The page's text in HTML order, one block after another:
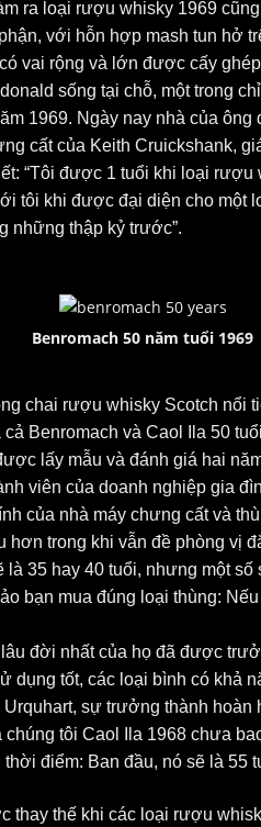
ra loại rượu whisky 1969
với hỗn hợp mash tun hở
vai rộng và lớn được cấy
sống tại chỗ, một trong
1969. Ngày nay nhà của
cất của Keith Cruickshank,
“Tôi được 1 tuổi khi loại
tôi khi được đại diện cho một
những thập kỷ trước”.
Benromach 50 năm tuổi 1969
chai rượu whisky Scotch nổi
Benromach và Caol Ila 50
lấy mẫu và đánh giá hai
viên của doanh nghiệp gia
của nhà máy chưng cất và
hơn trong khi vẫn đề phòng vị
là 35 hay 40 tuổi, nhưng một
bạn mua đúng loại thùng:
đời nhất của họ đã được
dụng tốt, các loại bình có khả
sự trưởng thành hoàn
chúng tôi Caol Ila 1968 chưa
điểm: Ban đầu, nó sẽ là 55
thay thế khi các loại rượu